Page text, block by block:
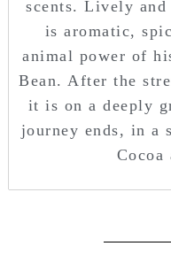
scents. Lively
is aromatic,
animal power of
Bean. After the
it is on a deeply
journey ends, in a